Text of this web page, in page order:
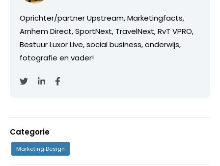
Oprichter/partner Upstream, Marketingfacts,
Arnhem Direct, SportNext, TravelNext, RvT VPRO,
Bestuur Luxor Live, social business, onderwijs,
fotografie en vader!
Categorie
Marketing Design